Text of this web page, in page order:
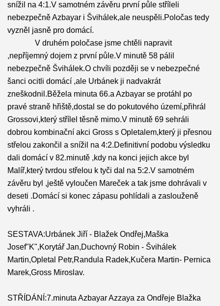
snížil na 4:1.V samotném závěru první půle stříleli
nebezpečně Azbayar i Švihálek,ale neuspěli.Poločas tedy
vyzněl jasně pro domácí.
V druhém poločase jsme chtěli napravit
,nepříjemný dojem z první půle.V minutě 58 pálil
nebezpečně Švihálek.O chvíli později se v nebezpečné
šanci ocitli domácí ,ale Urbánek ji nadvakrát
zneškodnil.Běžela minuta 66.a Azbayar se protáhl po
pravé straně hřiště,dostal se do pokutového území,přihrál
Grossovi,který střílel těsně mimo.V minutě 69 sehráli
dobrou kombinační akci Gross s Opletalem,který ji přesnou
střelou zakončil a snížil na 4:2.Definitivní podobu výsledku
dali domácí v 82.minutě ,kdy na konci jejich akce byl
Malíř,který tvrdou střelou k tyči dal na 5:2.V samotném
závěru byl ,ještě vyloučen Mareček a tak jsme dohrávali v
deseti .Domácí si konec zápasu pohlídali a zaslouženě
vyhráli .
SESTAVA:Urbánek Jiří - Blažek Ondřej,Maška
Josef"K",Korytář Jan,Duchovný Robin - Švihálek
Martin,Opletal Petr,Randula Radek,Kučera Martin- Pernica
Marek,Gross Miroslav.
STŘÍDÁNÍ:7.minuta Azbayar Azzaya za Ondřeje Blažka